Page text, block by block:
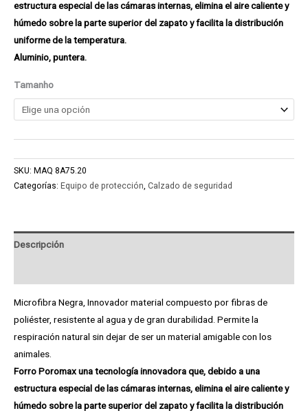
estructura especial de las cámaras internas, elimina el aire caliente y
húmedo sobre la parte superior del zapato y facilita la distribución
uniforme de la temperatura.
Aluminio, puntera.
Tamanho
SKU: MAQ 8A75.20
Categorías: Equipo de protección, Calzado de seguridad
Descripción
Microfibra Negra, Innovador material compuesto por fibras de
poliéster, resistente al agua y de gran durabilidad. Permite la
respiración natural sin dejar de ser un material amigable con los
animales.
Forro Poromax una tecnología innovadora que, debido a una
estructura especial de las cámaras internas, elimina el aire caliente y
húmedo sobre la parte superior del zapato y facilita la distribución